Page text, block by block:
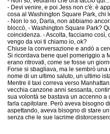
- Devi venire, e poi Jess non c'è: è
cosa al Washington Square Park, chi
- Non lo so, Darla, non abbiamo
bloccò, - Washington Square Park?
coincidenza. - Ascolta, facciamo
vengo da voi ti chiamo io, ok?
Chiuse la conversazione e andò a
Si ricordava bene quel pomeriggio a
erano ritrovati, come se fosse un
Forse si sbagliava, ma le sembrò
nome di un ultimo saluto, un ultimo
Mentre il taxi correva verso
vecchia canzone anni sessanta,
sua volontà se bastava un accenno
farla capitolare. Però aveva bisogno
aspettando, aveva bisogno di stare
senza che le sue lacrime